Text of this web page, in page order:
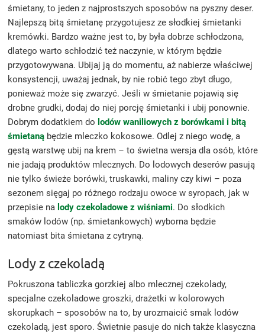
śmietany, to jeden z najprostszych sposobów na pyszny deser.
Najlepszą bitą śmietanę przygotujesz ze słodkiej śmietanki
kremówki. Bardzo ważne jest to, by była dobrze schłodzona,
dlatego warto schłodzić też naczynie, w którym będzie
przygotowywana. Ubijaj ją do momentu, aż nabierze właściwej
konsystencji, uważaj jednak, by nie robić tego zbyt długo,
ponieważ może się zwarzyć. Jeśli w śmietanie pojawią się
drobne grudki, dodaj do niej porcję śmietanki i ubij ponownie.
Dobrym dodatkiem do lodów waniliowych z borówkami i bitą
śmietanąbędzie mleczko kokosowe. Odlej z niego wodę, a
gęstą warstwę ubij na krem – to świetna wersja dla osób, które
nie jadają produktów mlecznych. Do lodowych deserów pasują
nie tylko świeże borówki, truskawki, maliny czy kiwi – poza
sezonem sięgaj po różnego rodzaju owoce w syropach, jak w
przepisie na lody czekoladowe z wiśniami. Do słodkich
smaków lodów (np. śmietankowych) wyborna będzie
natomiast bita śmietana z cytryną.
Lody z czekoladą
Pokruszona tabliczka gorzkiej albo mlecznej czekolady,
specjalne czekoladowe groszki, drażetki w kolorowych
skorupkach – sposobów na to, by urozmaicić smak lodów
czekoladą, jest sporo. Świetnie pasuje do nich także klasyczna